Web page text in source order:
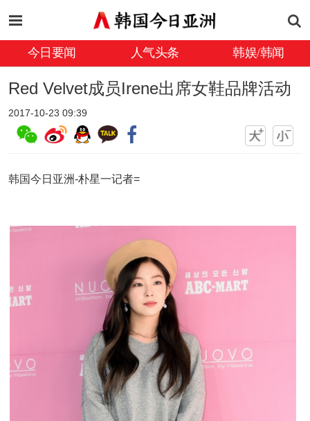
今日要闻 人气头条 韩娱/韩闻
Red Velvet成员Irene出席女鞋品牌活动
2017-10-23 09:39
韩国今日亚洲-朴星一记者=